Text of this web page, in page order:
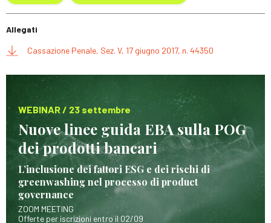
Allegati
Cassazione Penale, Sez. V, 17 giugno 2017, n. 44350
WEBINAR / 23 settembre
Nuove linee guida EBA sulla POG
dei prodotti bancari
L’inclusione dei fattori ESG e dei rischi di
greenwashing nel processo di product
governance
ZOOM MEETING
Offerte per iscrizioni entro il 02/09